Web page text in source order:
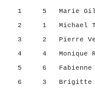
1 5 Marie Gilles
2 1 Michael
3 2 Pierre
4 4 Monique
5 6 Fabienne
6 3 Brigitte